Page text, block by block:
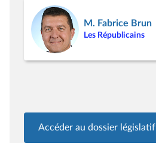
M. Fabrice Brun
Les Républicains
Accéder au dossier législatif